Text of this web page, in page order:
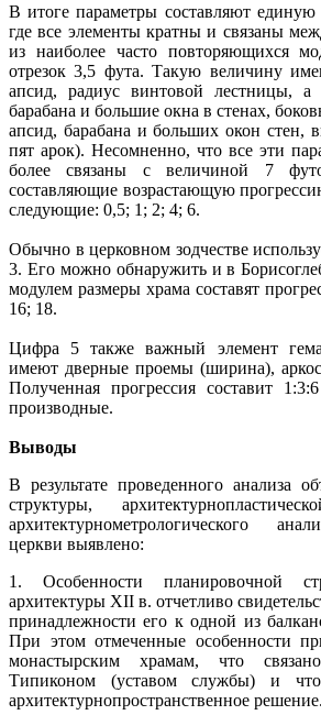
В итоге параметры составляют единую
где все элементы кратны и связаны
из наиболее часто повторяющихся
отрезок 3,5 фута. Такую величину
апсид, радиус винтовой лестницы,
барабана и большие окна в стенах,
апсид, барабана и больших окон стен,
пят арок). Несомненно, что все эти
более связаны с величиной 7
составляющие возрастающую
следующие: 0,5; 1; 2; 4; 6.
Обычно в церковном зодчестве
3. Его можно обнаружить и в
модулем размеры храма составят
16; 18.
Цифра 5 также важный элемент
имеют дверные проемы (ширина),
Полученная прогрессия составит
производные.
Выводы
В результате проведенного анализа
структуры,
архитектурнометрологического
церкви выявлено:
1. Особенности планировочной
архитектуры XII в. отчетливо
принадлежности его к одной из
При этом отмеченные особенности
монастырским храмам, что
Типиконом (уставом службы) и
архитектурнопространственное решение.